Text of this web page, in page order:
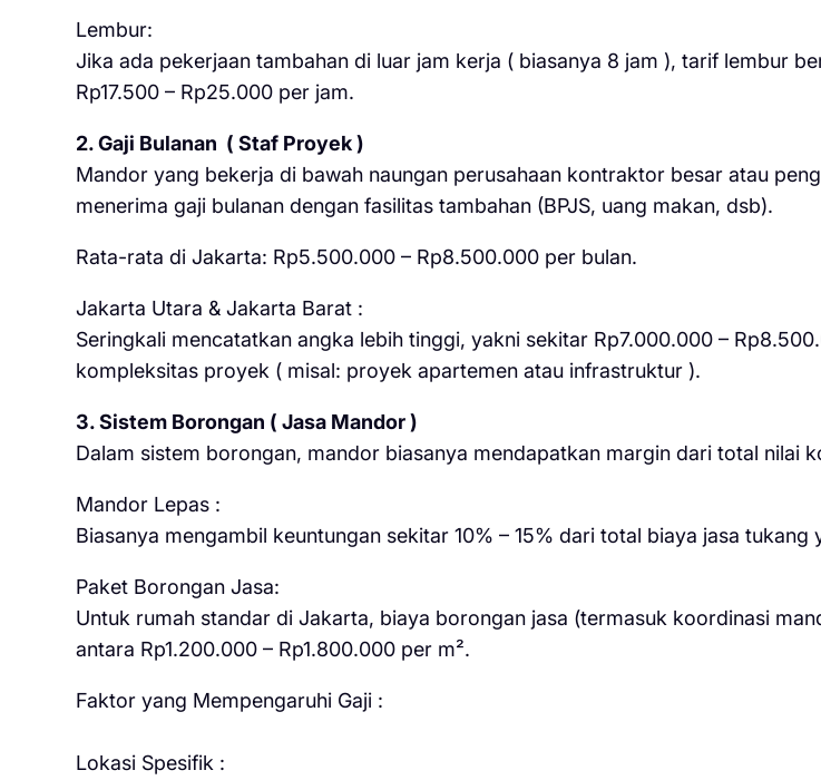
Lembur:
Jika ada pekerjaan tambahan di luar jam kerja ( biasanya 8 jam ), tarif lembur
Rp17.500 – Rp25.000 per jam.
2. Gaji Bulanan ( Staf Proyek )
Mandor yang bekerja di bawah naungan perusahaan kontraktor besar atau
menerima gaji bulanan dengan fasilitas tambahan (BPJS, uang makan, dsb).
Rata-rata di Jakarta: Rp5.500.000 – Rp8.500.000 per bulan.
Jakarta Utara & Jakarta Barat :
Seringkali mencatatkan angka lebih tinggi, yakni sekitar Rp7.000.000 –
kompleksitas proyek ( misal: proyek apartemen atau infrastruktur ).
3. Sistem Borongan ( Jasa Mandor )
Dalam sistem borongan, mandor biasanya mendapatkan margin dari total nilai
Mandor Lepas :
Biasanya mengambil keuntungan sekitar 10% – 15% dari total biaya jasa tukang
Paket Borongan Jasa:
Untuk rumah standar di Jakarta, biaya borongan jasa (termasuk koordinasi
antara Rp1.200.000 – Rp1.800.000 per m².
Faktor yang Mempengaruhi Gaji :
Lokasi Spesifik :